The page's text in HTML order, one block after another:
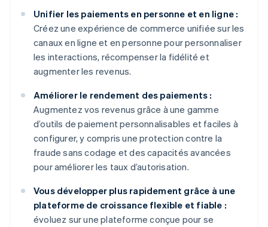
Unifier les paiements en personne et en ligne :
Créez une expérience de commerce unifiée sur les
canaux en ligne et en personne pour personnaliser
les interactions, récompenser la fidélité et
augmenter les revenus.
Améliorer le rendement des paiements :
Augmentez vos revenus grâce à une gamme
d’outils de paiement personnalisables et faciles à
configurer, y compris une protection contre la
fraude sans codage et des capacités avancées
pour améliorer les taux d’autorisation.
Vous développer plus rapidement grâce à une
plateforme de croissance flexible et fiable :
évoluez sur une plateforme conçue pour se